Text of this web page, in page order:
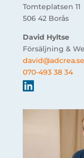
Tomteplatsen 11
506 42 Borås
David Hyltse
Försäljning &
david@adcrea.se
070-493 38 34
